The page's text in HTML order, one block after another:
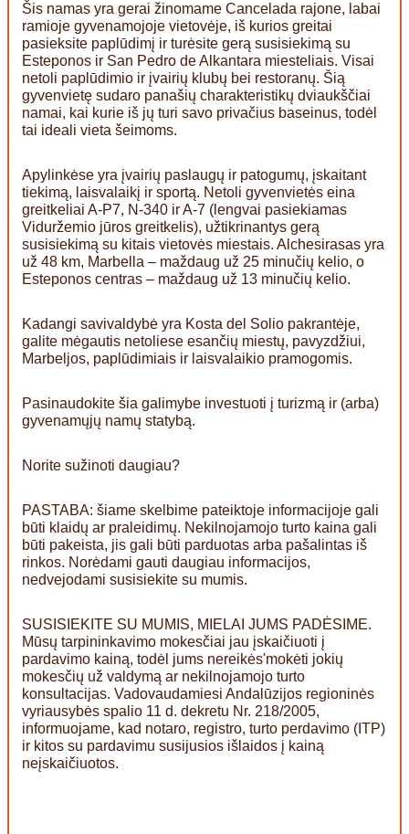
Šis namas yra gerai žinomame Cancelada rajone, labai
ramioje gyvenamojoje vietovėje, iš kurios greitai
pasieksite paplūdimį ir turėsite gerą susisiekimą su
Esteponos ir San Pedro de Alkantara miesteliais. Visai
netoli paplūdimio ir įvairių klubų bei restoranų. Šią
gyvenvietę sudaro panašių charakteristikų dviaukščiai
namai, kai kurie iš jų turi savo privačius baseinus, todėl
tai ideali vieta šeimoms.
Apylinkėse yra įvairių paslaugų ir patogumų, įskaitant
tiekimą, laisvalaikį ir sportą. Netoli gyvenvietės eina
greitkeliai A-P7, N-340 ir A-7 (lengvai pasiekiamas
Viduržemio jūros greitkelis), užtikrinantys gerą
susisiekimą su kitais vietovės miestais. Alchesirasas yra
už 48 km, Marbella – maždaug už 25 minučių kelio, o
Esteponos centras – maždaug už 13 minučių kelio.
Kadangi savivaldybė yra Kosta del Solio pakrantėje,
galite mėgautis netoliese esančių miestų, pavyzdžiui,
Marbeljos, paplūdimiais ir laisvalaikio pramogomis.
Pasinaudokite šia galimybe investuoti į turizmą ir (arba)
gyvenamųjų namų statybą.
Norite sužinoti daugiau?
PASTABA: šiame skelbime pateiktoje informacijoje gali
būti klaidų ar praleidimų. Nekilnojamojo turto kaina gali
būti pakeista, jis gali būti parduotas arba pašalintas iš
rinkos. Norėdami gauti daugiau informacijos,
nedvejodami susisiekite su mumis.
SUSISIEKITE SU MUMIS, MIELAI JUMS PADĖSIME.
Mūsų tarpininkavimo mokesčiai jau įskaičiuoti į
pardavimo kainą, todėl jums nereikės'mokėti jokių
mokesčių už valdymą ar nekilnojamojo turto
konsultacijas. Vadovaudamiesi Andalūzijos regioninės
vyriausybės spalio 11 d. dekretu Nr. 218/2005,
informuojame, kad notaro, registro, turto perdavimo (ITP)
ir kitos su pardavimu susijusios išlaidos į kainą
neįskaičiuotos.